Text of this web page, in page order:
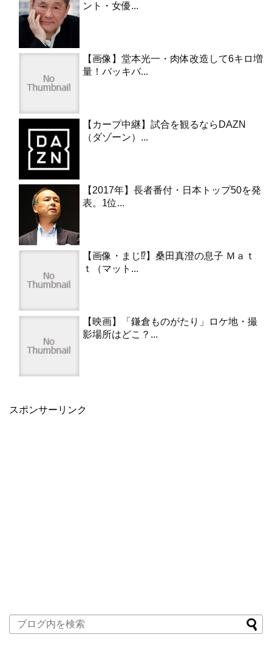
ント・女優...
【画像】堂本光一・肉体改造して6キロ増
量！バッキバ...
【カープ中継】試合を観るならDAZN
（ダゾーン）...
【2017年】長者番付・日本トップ50を発
表。1位...
【画像・まじ⁉︎】桑田真澄の息子 Ｍａｔ
ｔ（マット...
【映画】「鎌倉ものがたり」ロケ地・撮
影場所はどこ？...
スポンサーリンク